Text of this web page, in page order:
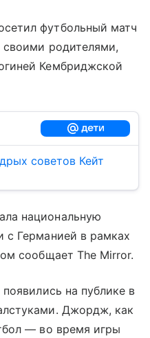
футбольный матч
своими родителями,
Кембриджской
советов Кейт
национальную
с Германией в рамках
сообщает The Mirror.
на публике в
Джордж, как
— во время игры